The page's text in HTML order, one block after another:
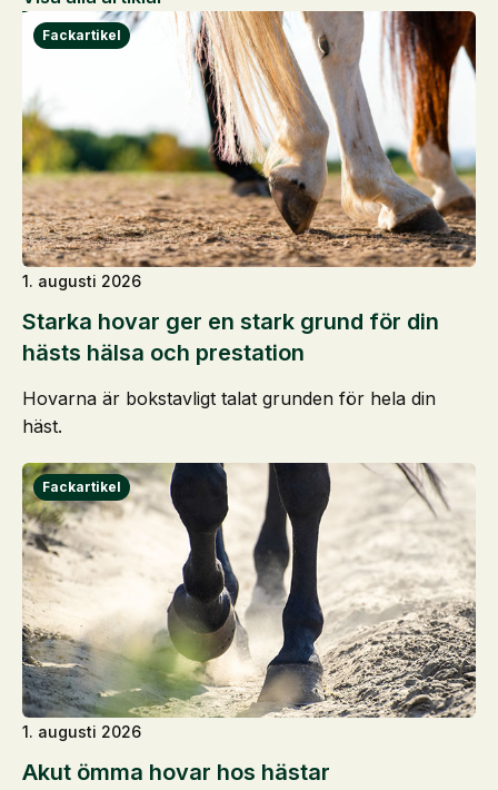
Starka hovar ger en stark grund för din
hästs hälsa och prestation
1. augusti 2026
Hovarna är bokstavligt talat grunden för hela din
häst.
Akut ömma hovar hos hästar
1. augusti 2026